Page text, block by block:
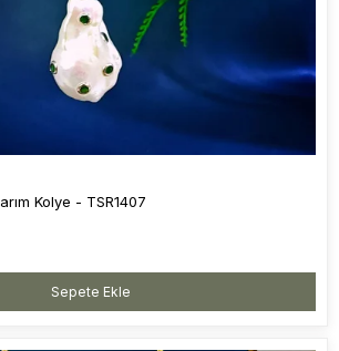
Kolye - TSR1407
Sepete Ekle